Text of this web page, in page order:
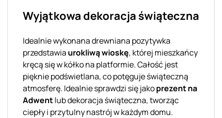
Wyjątkowa dekoracja świąteczna
Idealnie wykonana drewniana pozytywka
przedstawia urokliwą wioskę, której mieszkańcy
kręcą się w kółko na platformie. Całość jest
pięknie podświetlana, co potęguje świąteczną
atmosferę. Idealnie sprawdzi się jakoprezent na
Adwentlub dekoracja świąteczna, tworząc
ciepły i przytulny nastrój w każdym domu.